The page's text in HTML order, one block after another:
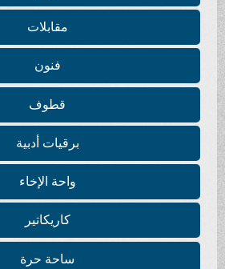
مقابلات
فنون
قطوف
برقيات أدبية
واحة الإخاء
كاريكاتير
ساحة حرة